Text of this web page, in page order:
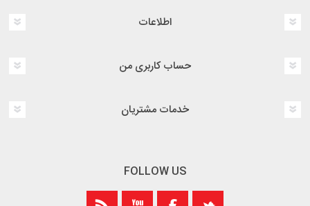
اطلاعات
حساب کاربری من
خدمات مشتریان
FOLLOW US